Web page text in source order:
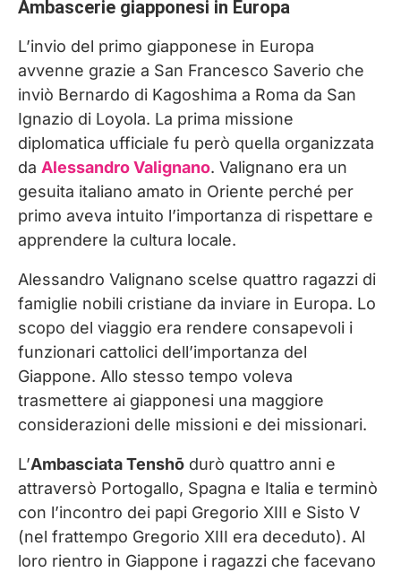
Ambascerie giapponesi in Europa
L’invio del primo giapponese in Europa
avvenne grazie a San Francesco Saverio che
inviò Bernardo di Kagoshima a Roma da San
Ignazio di Loyola. La prima missione
diplomatica ufficiale fu però quella organizzata
da Alessandro Valignano. Valignano era un
gesuita italiano amato in Oriente perché per
primo aveva intuito l’importanza di rispettare e
apprendere la cultura locale.
Alessandro Valignano scelse quattro ragazzi di
famiglie nobili cristiane da inviare in Europa. Lo
scopo del viaggio era rendere consapevoli i
funzionari cattolici dell’importanza del
Giappone. Allo stesso tempo voleva
trasmettere ai giapponesi una maggiore
considerazioni delle missioni e dei missionari.
L’Ambasciata Tenshō durò quattro anni e
attraversò Portogallo, Spagna e Italia e terminò
con l’incontro dei papi Gregorio XIII e Sisto V
(nel frattempo Gregorio XIII era deceduto). Al
loro rientro in Giappone i ragazzi che facevano